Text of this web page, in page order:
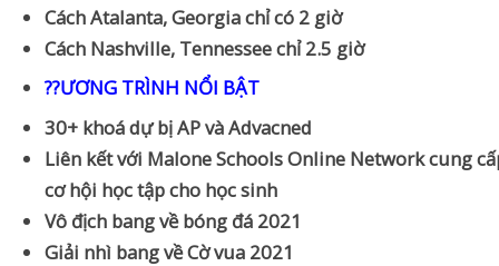
Cách Atalanta, Georgia chỉ có 2 giờ
Cách Nashville, Tennessee chỉ 2.5 giờ
??ƯƠNG TRÌNH NỔI BẬT
30+ khoá dự bị AP và Advacned
Liên kết với Malone Schools Online Network cung
cơ hội học tập cho học sinh
Vô địch bang về bóng đá 2021
Giải nhì bang về Cờ vua 2021